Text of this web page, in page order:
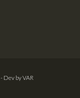
- Dev byVAR